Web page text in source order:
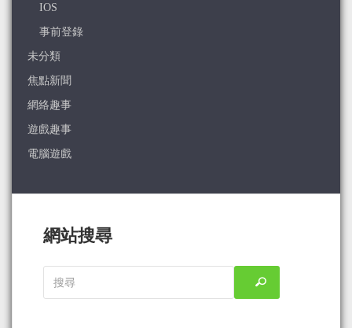
IOS
事前登錄
未分類
焦點新聞
網絡趣事
遊戲趣事
電腦遊戲
網站搜尋